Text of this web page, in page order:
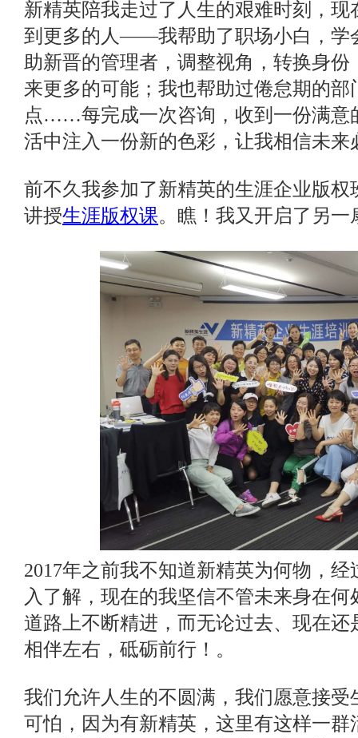
新精英陪我走过了人生的艰难时刻，
到更多的人——我帮助了职场小白，学
助新晋的管理者，调整视角，转换身
来更多的可能；我也帮助过倦怠期的
点……每完成一次咨询，收到一份满意
活中注入一份新的色彩，让我相信未来
前不久我参加了新精英的生涯企业版
讲授生涯版权课。瞧！我又开启了另一
2017年之前我不知道新精英为何物，
入了解，现在的我坚信不管未来身在
道路上不断精进，而无论过去、现在
相伴左右，砥砺前行！。
我们允许人生的不圆满，我们愿意接
可怕，因为有新精英，这里有这样一